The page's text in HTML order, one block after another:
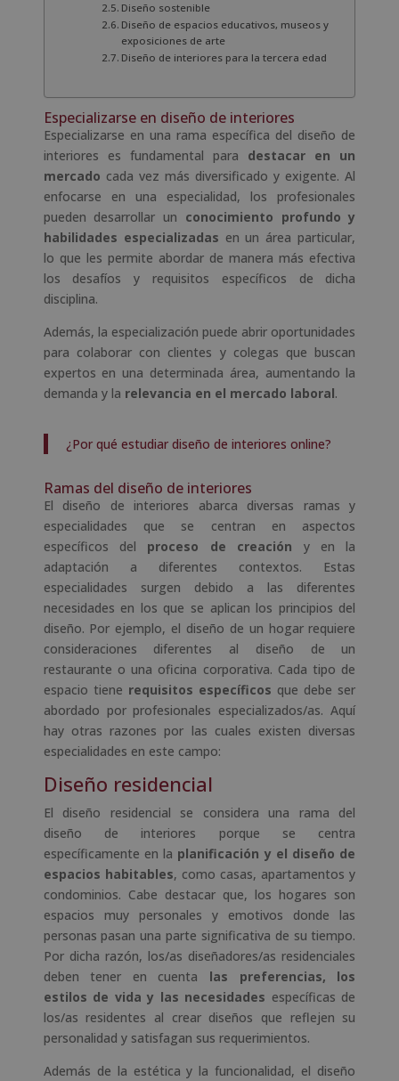
Diseño sostenible
Diseño de espacios educativos, museos y
exposiciones de arte
Diseño de interiores para la tercera edad
Especializarse en diseño de interiores
Especializarse en una rama específica del diseño de
interiores es fundamental para destacar en un
mercado cada vez más diversificado y exigente. Al
enfocarse en una especialidad, los profesionales
pueden desarrollar un conocimiento profundo y
habilidades especializadas en un área particular,
lo que les permite abordar de manera más efectiva
los desafíos y requisitos específicos de dicha
disciplina.
Además, la especialización puede abrir oportunidades
para colaborar con clientes y colegas que buscan
expertos en una determinada área, aumentando la
demanda y la relevancia en el mercado laboral.
¿Por qué estudiar diseño de interiores online?
Ramas del diseño de interiores
El diseño de interiores abarca diversas ramas y
especialidades que se centran en aspectos
específicos del proceso de creación y en la
adaptación a diferentes contextos. Estas
especialidades surgen debido a las diferentes
necesidades en los que se aplican los principios del
diseño. Por ejemplo, el diseño de un hogar requiere
consideraciones diferentes al diseño de un
restaurante o una oficina corporativa. Cada tipo de
espacio tiene requisitos específicos que debe ser
abordado por profesionales especializados/as. Aquí
hay otras razones por las cuales existen diversas
especialidades en este campo:
Diseño residencial
El diseño residencial se considera una rama del
diseño de interiores porque se centra
específicamente en la planificación y el diseño de
espacios habitables, como casas, apartamentos y
condominios. Cabe destacar que, los hogares son
espacios muy personales y emotivos donde las
personas pasan una parte significativa de su tiempo.
Por dicha razón, los/as diseñadores/as residenciales
deben tener en cuenta las preferencias, los
estilos de vida y las necesidades específicas de
los/as residentes al crear diseños que reflejen su
personalidad y satisfagan sus requerimientos.
Además de la estética y la funcionalidad, el diseño